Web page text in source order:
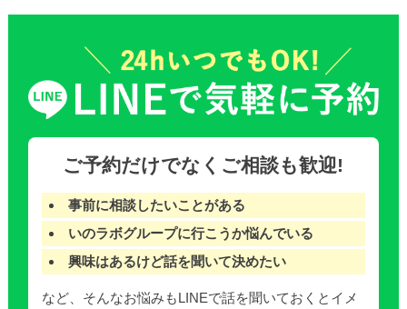
ご予約だけでなくご相談も歓迎!
事前に相談したいことがある
いのラボグループに行こうか悩んでいる
興味はあるけど話を聞いて決めたい
など、そんなお悩みもLINEで話を聞いておくとイメ